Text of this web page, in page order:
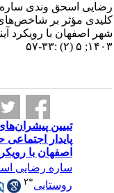
رضایی اسحق وندی
کلیدی مؤثر بر
شهر اصفهان با رویکرد
۱۴۰۳; ۵ (۲) :۳۳-۵۷
تبیین
پایدار
اصفهان با
ساره رضایی
روستایی*۲